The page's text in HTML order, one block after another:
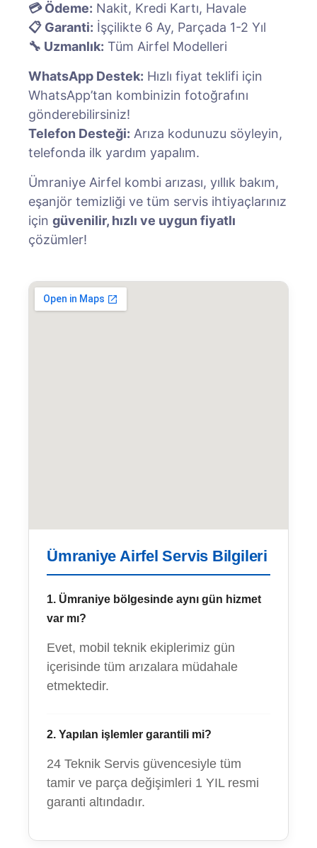
💳 Ödeme: Nakit, Kredi Kartı, Havale
📋 Garanti: İşçilikte 6 Ay, Parçada 1-2 Yıl
🔧 Uzmanlık: Tüm Airfel Modelleri
WhatsApp Destek: Hızlı fiyat teklifi için
WhatsApp’tan kombinizin fotoğrafını
gönderebilirsiniz!
Telefon Desteği: Arıza kodunuzu söyleyin,
telefonda ilk yardım yapalım.
Ümraniye Airfel kombi arızası, yıllık bakım,
eşanjör temizliği ve tüm servis ihtiyaçlarınız
için güvenilir, hızlı ve uygun fiyatlı
çözümler!
Ümraniye Airfel Servis Bilgileri
1. Ümraniye bölgesinde aynı gün hizmet
var mı?
Evet, mobil teknik ekiplerimiz gün
içerisinde tüm arızalara müdahale
etmektedir.
2. Yapılan işlemler garantili mi?
24 Teknik Servis güvencesiyle tüm
tamir ve parça değişimleri 1 YIL resmi
garanti altındadır.